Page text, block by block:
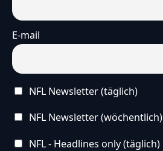
E-mail
NFL Newsletter (täglich)
NFL Newsletter (wöchentlich)
NFL - Headlines only (täglich)